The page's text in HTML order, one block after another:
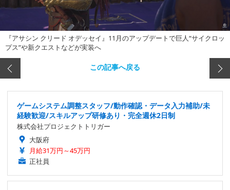
『アサシン クリード オデッセイ』11月のアップデートで巨人“サイクロッ
プス”や新クエストなどが実装へ
この記事へ戻る
ゲームシステム調整スタッフ/動作確認・データ入力補助/未
経験歓迎/スキルアップ研修あり・完全週休2日制
株式会社プロジェクトトリガー
大阪府
月給31万円～45万円
正社員